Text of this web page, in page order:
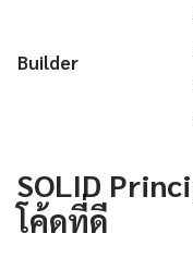
Builder
SOLID
โค้ดที่ดี